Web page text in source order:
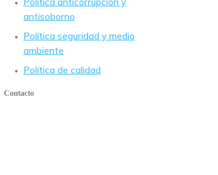
antisoborno
Política seguridad y medio
ambiente
Política de calidad
Contacto